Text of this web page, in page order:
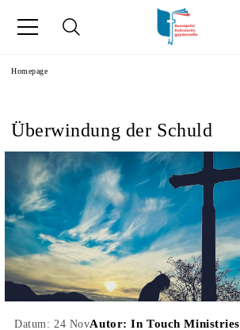
Homepage
Überwindung der Schuld
Datum: 24 NovAutor: In Touch